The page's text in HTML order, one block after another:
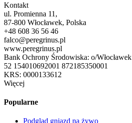
Kontakt
ul. Promienna 11,
87-800 Włocławek, Polska
+48 608 36 56 46
falco@peregrinus.pl
www.peregrinus.pl
Bank Ochrony Środowiska: o/Włocławek
52 154010692001 872185350001
KRS: 0000133612
Więcej
Popularne
Podgląd gniazd na żywo